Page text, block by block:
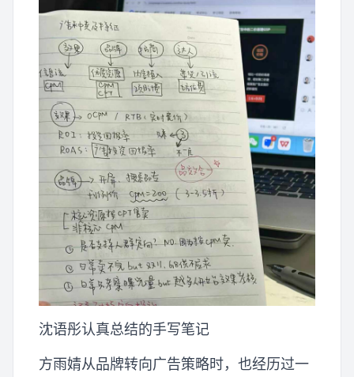
沈语彤认真总结的手写笔记
方雨婧从品牌转向广告策略时，也经历过一